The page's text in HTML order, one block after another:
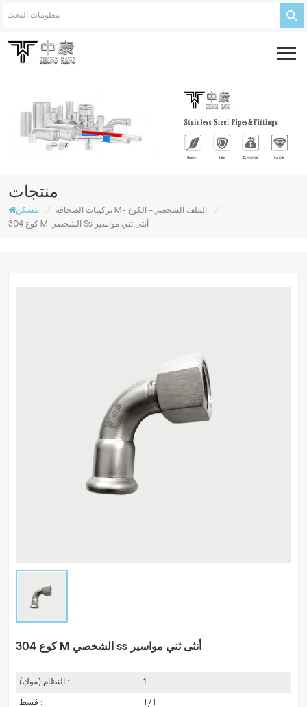
منتجات
مسكن / تركيبات الصحافة M- الملف الشخصي- الكوع
/
304 كوع M الشخصي Ss أنثى ثني مواسير
304 كوع M الشخصي ss أنثى ثني مواسير
النظام (موك) :
1
قسط :
T/T